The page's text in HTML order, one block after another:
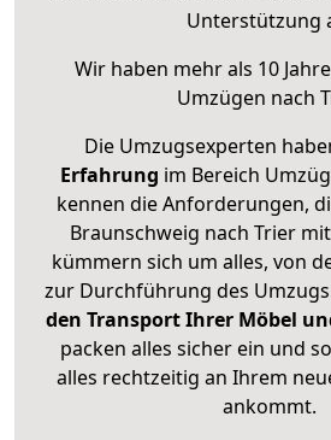
Unterstützung
Wir haben mehr als 10
Umzügen nach
Die Umzugsexperten
Erfahrung im Bereich
kennen die Anforderungen,
Braunschweig nach Trier
kümmern sich um alles, von
zur Durchführung des
den Transport Ihrer Möbel
packen alles sicher ein und
alles rechtzeitig an Ihrem
ankommt.